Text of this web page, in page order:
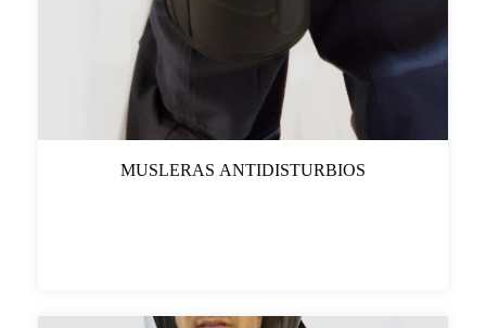
MUSLERAS ANTIDISTURBIOS